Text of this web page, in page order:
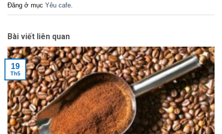
Đăng ở mục Yêu cafe.
Bài viết liên quan
19
Th5